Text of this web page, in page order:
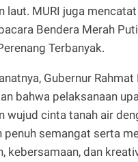
laut. MURI juga
Bendera Merah
Terbanyak.
Gubernur
bahwa pelaksanaan
wujud cinta tanah air
penuh semangat serta
kebersamaan, dan